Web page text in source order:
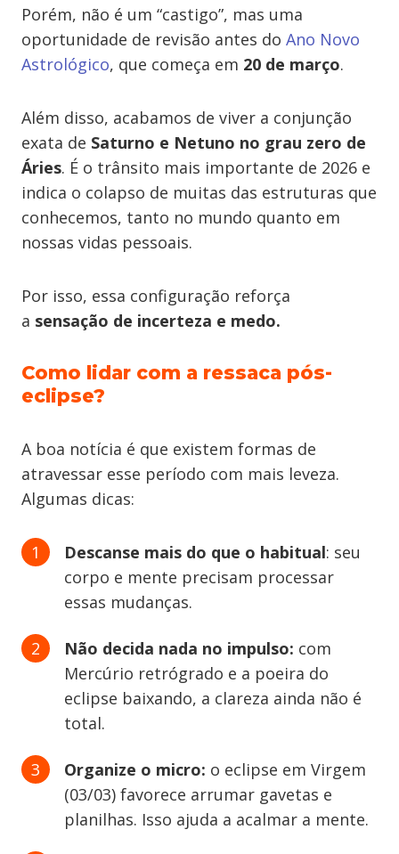
Porém, não é um “castigo”, mas uma
oportunidade de revisão antes do Ano Novo
Astrológico, que começa em 20 de março.
Além disso, acabamos de viver a conjunção
exata de Saturno e Netuno no grau zero de
Áries. É o trânsito mais importante de 2026 e
indica o colapso de muitas das estruturas que
conhecemos, tanto no mundo quanto em
nossas vidas pessoais.
Por isso, essa configuração reforça
a sensação de incerteza e medo.
Como lidar com a ressaca pós-
eclipse?
A boa notícia é que existem formas de
atravessar esse período com mais leveza.
Algumas dicas:
Descanse mais do que o habitual: seu
corpo e mente precisam processar
essas mudanças.
Não decida nada no impulso: com
Mercúrio retrógrado e a poeira do
eclipse baixando, a clareza ainda não é
total.
Organize o micro: o eclipse em Virgem
(03/03) favorece arrumar gavetas e
planilhas. Isso ajuda a acalmar a mente.